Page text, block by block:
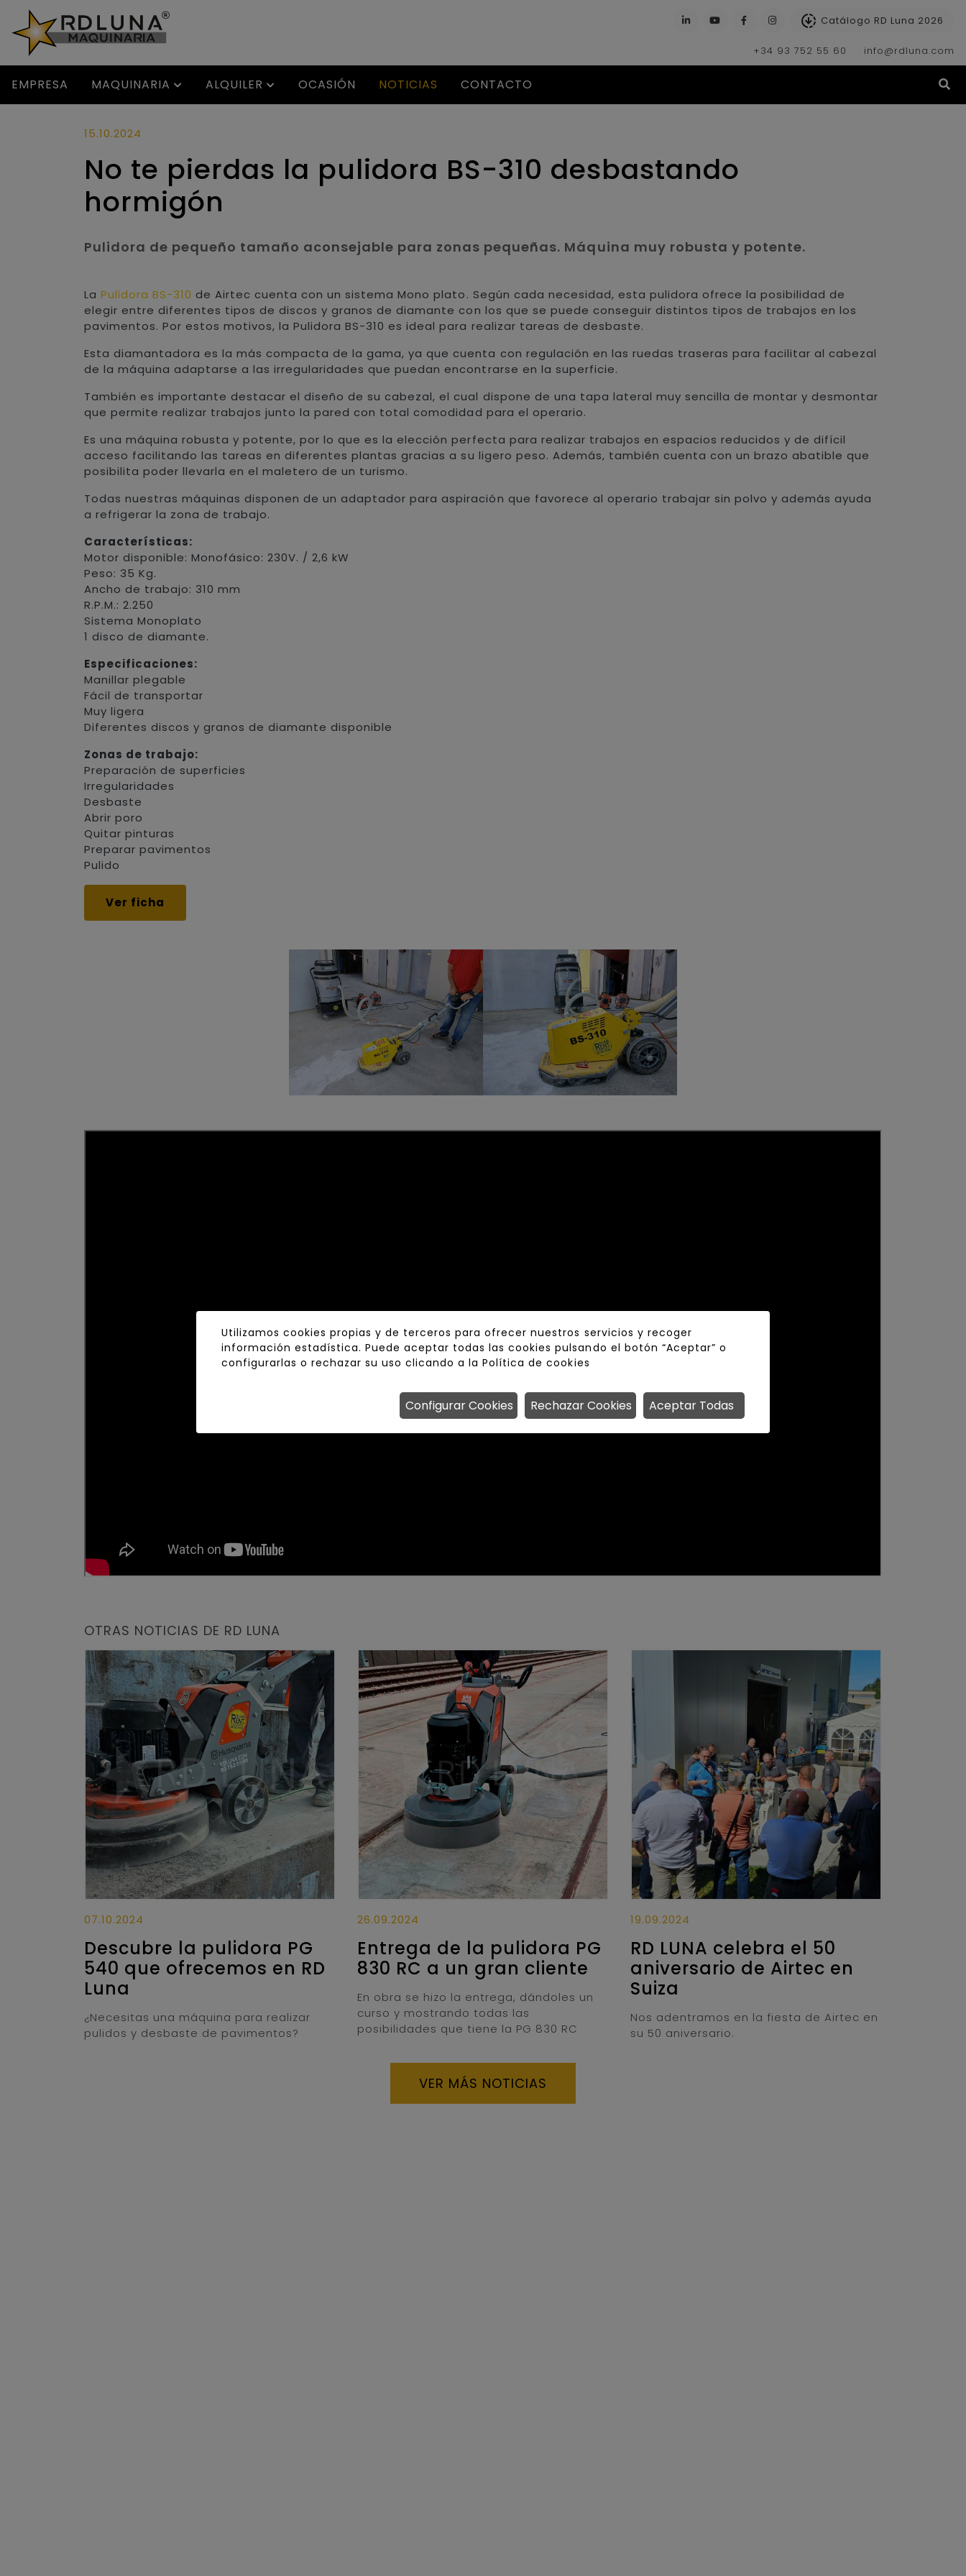
Catálogo RD Luna 2026
+34 93 752 55 60 info@rdluna.com
EMPRESA MAQUINARIA ALQUILER OCASIÓN NOTICIAS CONTACTO
15.10.2024
No te pierdas la pulidora BS-310 desbastando
hormigón
Pulidora de pequeño tamaño aconsejable para zonas pequeñas. Máquina muy robusta y potente.
LaPulidora BS-310 de Airtec cuenta con un sistema Mono plato. Según cada necesidad, esta pulidora ofrece la posibilidad de
elegir entre diferentes tipos de discos y granos de diamante con los que se puede conseguir distintos tipos de trabajos en los
pavimentos. Por estos motivos, la Pulidora BS-310 es ideal para realizar tareas de desbaste.
Esta diamantadora es la más compacta de la gama, ya que cuenta con regulación en las ruedas traseras para facilitar al cabezal
de la máquina adaptarse a las irregularidades que puedan encontrarse en la superficie.
También es importante destacar el diseño de su cabezal, el cual dispone de una tapa lateral muy sencilla de montar y desmontar
que permite realizar trabajos junto la pared con total comodidad para el operario.
Es una máquina robusta y potente, por lo que es la elección perfecta para realizar trabajos en espacios reducidos y de difícil
acceso facilitando las tareas en diferentes plantas gracias a su ligero peso. Además, también cuenta con un brazo abatible que
posibilita poder llevarla en el maletero de un turismo.
Todas nuestras máquinas disponen de un adaptador para aspiración que favorece al operario trabajar sin polvo y además ayuda
a refrigerar la zona de trabajo.
Características:
Motor disponible: Monofásico: 230V. / 2,6 kW
Peso: 35 Kg.
Ancho de trabajo: 310 mm
R.P.M.: 2.250
Sistema Monoplato
1 disco de diamante.
Especificaciones:
Manillar plegable
Fácil de transportar
Muy ligera
Diferentes discos y granos de diamante disponible
Zonas de trabajo:
Preparación de superficies
Irregularidades
Desbaste
Abrir poro
Quitar pinturas
Preparar pavimentos
Pulido
Ver ficha
OTRAS NOTICIAS DE RD LUNA
07.10.2024
Descubre la pulidora PG
540 que ofrecemos en RD
Luna
¿Necesitas una máquina para realizar
pulidos y desbaste de pavimentos?
26.09.2024
Entrega de la pulidora PG
830 RC a un gran cliente
En obra se hizo la entrega, dándoles un
curso y mostrando todas las
posibilidades que tiene la PG 830 RC
19.09.2024
RD LUNA celebra el 50
aniversario de Airtec en
Suiza
Nos adentramos en la fiesta de Airtec en
su 50 aniversario.
VER MÁS NOTICIAS
Utilizamos cookies propias y de terceros para ofrecer nuestros servicios y recoger
información estadística. Puede aceptar todas las cookies pulsando el botón “Aceptar” o
configurarlas o rechazar su uso clicando a laPolítica de cookies
Aceptar Todas
Rechazar Cookies
Configurar Cookies